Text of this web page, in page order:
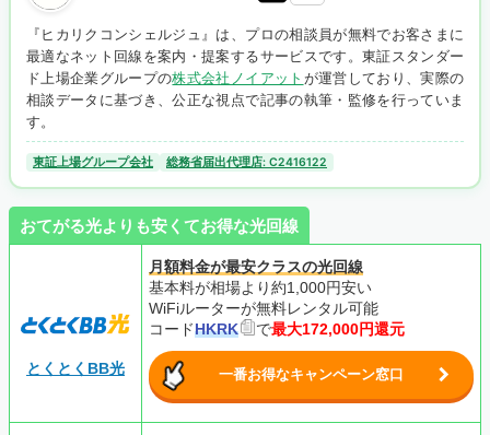
『ヒカリクコンシェルジュ』は、プロの相談員が無料でお客さまに
最適なネット回線を案内・提案するサービスです。東証スタンダー
ド上場企業グループの株式会社ノイアット が運営しており、実際の
相談データに基づき、公正な視点で記事の執筆・監修を行っていま
す。
東証上場グループ会社 総務省届出代理店: C2416122
おてがる光よりも安くてお得な光回線
とくとくBB光
月額料金が最安クラスの光回線
基本料が相場より約1,000円安い
WiFiルーターが無料レンタル可能
コードHKRK で最大172,000円還元
一番お得なキャンペーン窓口